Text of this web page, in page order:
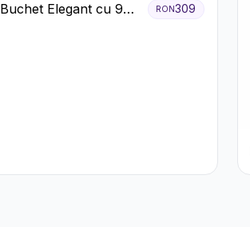
Buchet Elegant cu 9
RON309